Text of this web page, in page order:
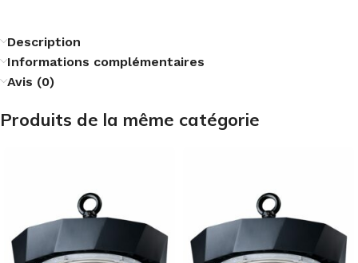
Description
Informations complémentaires
Avis (0)
Produits de la même catégorie